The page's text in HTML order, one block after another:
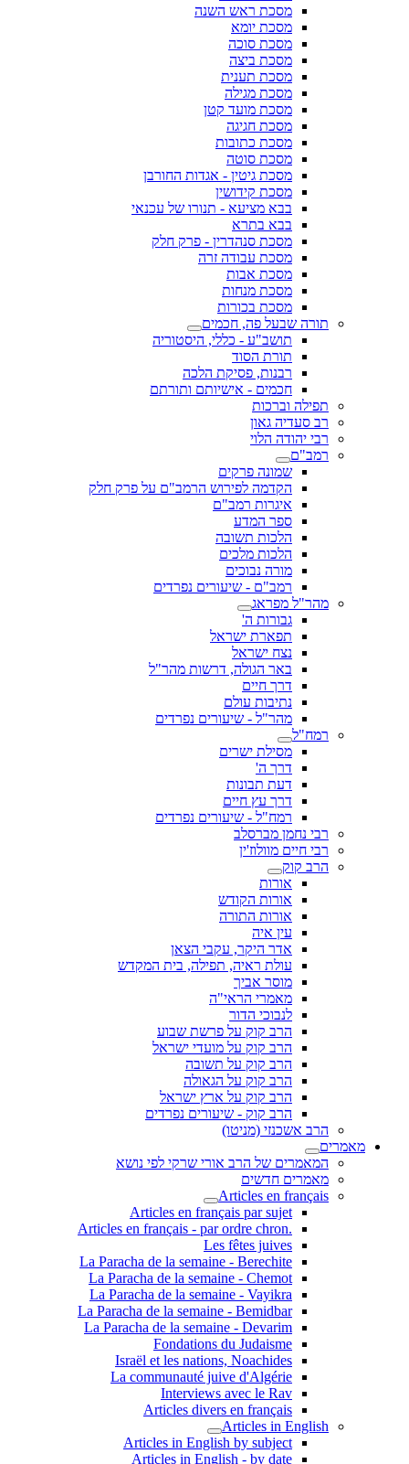
מסכת ראש השנה
מסכת יומא
מסכת סוכה
מסכת ביצה
מסכת תענית
מסכת מגילה
מסכת מועד קטן
מסכת חגיגה
מסכת כתובות
מסכת סוטה
מסכת גיטין - אגדות החורבן
מסכת קידושין
בבא מציעא - תנורו של עכנאי
בבא בתרא
מסכת סנהדרין - פרק חלק
מסכת עבודה זרה
מסכת אבות
מסכת מנחות
מסכת בכורות
תורה שבעל פה, חכמים
תושב"ע - כללי, היסטוריה
תורת הסוד
רבנות, פסיקת הלכה
חכמים - אישיותם ותורתם
תפילה וברכות
רב סעדיה גאון
רבי יהודה הלוי
רמב"ם
שמונה פרקים
הקדמה לפירוש הרמב"ם על פרק חלק
איגרות רמב"ם
ספר המדע
הלכות תשובה
הלכות מלכים
מורה נבוכים
רמב"ם - שיעורים נפרדים
מהר"ל מפראג
גבורות ה'
תפארת ישראל
נצח ישראל
באר הגולה, דרשות מהר"ל
דרך חיים
נתיבות עולם
מהר"ל - שיעורים נפרדים
רמח"ל
מסילת ישרים
דרך ה'
דעת תבונות
דרך עץ חיים
רמח"ל - שיעורים נפרדים
רבי נחמן מברסלב
רבי חיים מוולוז'ין
הרב קוק
אורות
אורות הקודש
אורות התורה
עין איה
אדר היקר, עקבי הצאן
עולת ראיה, תפילה, בית המקדש
מוסר אביך
מאמרי הראי"ה
לנבוכי הדור
הרב קוק על פרשת שבוע
הרב קוק על מועדי ישראל
הרב קוק על תשובה
הרב קוק על הגאולה
הרב קוק על ארץ ישראל
הרב קוק - שיעורים נפרדים
הרב אשכנזי (מניטו)
מאמרים
המאמרים של הרב אורי שרקי לפי נושא
מאמרים חדשים
Articles en français
Articles en français par sujet
.Articles en français - par ordre chron
Les fêtes juives
La Paracha de la semaine - Berechite
La Paracha de la semaine - Chemot
La Paracha de la semaine - Vayikra
La Paracha de la semaine - Bemidbar
La Paracha de la semaine - Devarim
Fondations du Judaisme
Israël et les nations, Noachides
La communauté juive d'Algérie
Interviews avec le Rav
Articles divers en français
Articles in English
Articles in English by subject
Articles in English - by date